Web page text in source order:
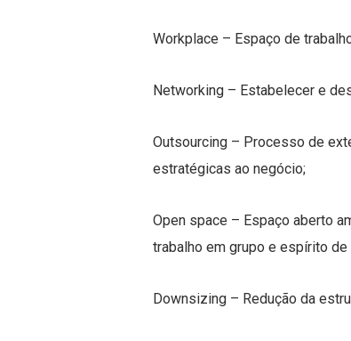
Workplace – Espaço de
Networking – Estabelecer e
Outsourcing – Processo de
estratégicas ao negócio;
Open space – Espaço aberto
trabalho em grupo e espírito de
Downsizing – Redução da